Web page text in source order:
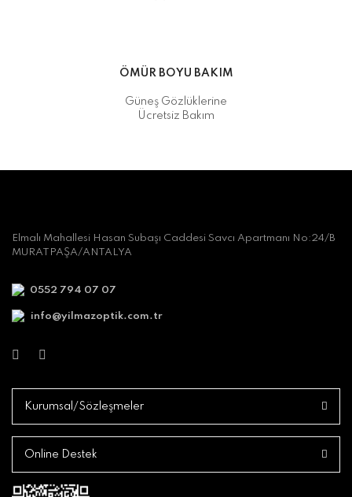
ÖMÜR BOYU BAKIM
Güneş Gözlüklerine
Ücretsiz Bakım
Elmalı Mahallesi Hasan Subaşı Caddesi Savcı Apartmanı No:24/B
MURATPAŞA/ANTALYA
0552 794 07 07
info@yilmazoptik.com.tr
Kurumsal/Sözleşmeler
Online Destek